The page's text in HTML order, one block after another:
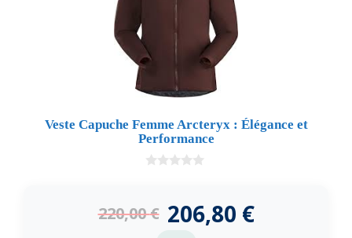
Veste Capuche Femme Arcteryx : Élégance et
Performance
5
220,00€ 206,80 €